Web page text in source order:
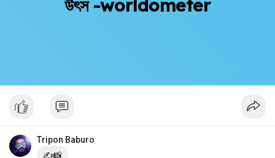
উৎস -worldometer
Tripon Baburo
✍️📸